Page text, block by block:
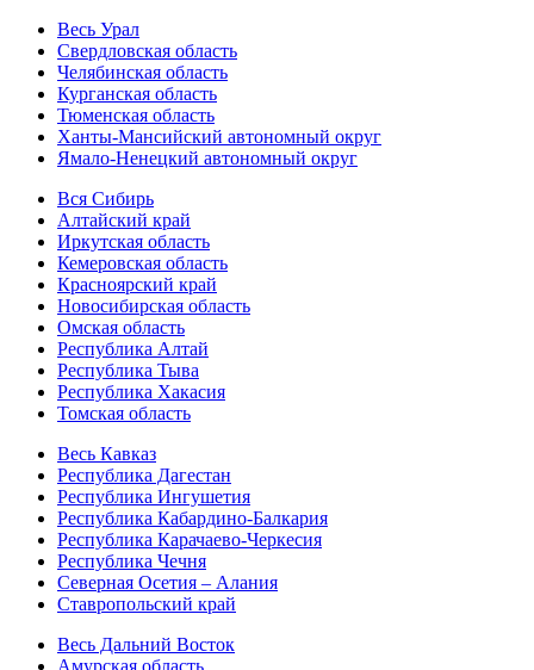
Весь Урал
Свердловская область
Челябинская область
Курганская область
Тюменская область
Ханты-Мансийский автономный округ
Ямало-Ненецкий автономный округ
Вся Сибирь
Алтайский край
Иркутская область
Кемеровская область
Красноярский край
Новосибирская область
Омская область
Республика Алтай
Республика Тыва
Республика Хакасия
Томская область
Весь Кавказ
Республика Дагестан
Республика Ингушетия
Республика Кабардино-Балкария
Республика Карачаево-Черкесия
Республика Чечня
Северная Осетия – Алания
Ставропольский край
Весь Дальний Восток
Амурская область